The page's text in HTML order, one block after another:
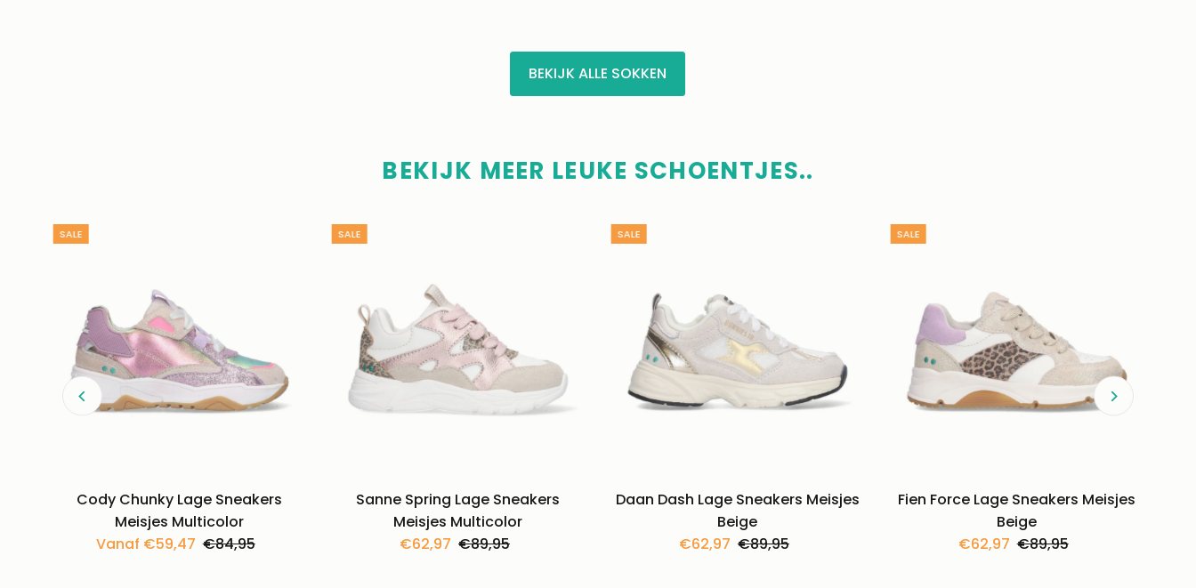
BEKIJK ALLE SOKKEN
BEKIJK MEER LEUKE SCHOENTJES..
SALE
Cody Chunky Lage Sneakers
Meisjes Multicolor
Kortingsprijs
Vanaf €59,47 Normale
€84,95
SALE
Sanne Spring Lage Sneakers
Meisjes Multicolor
Kortingsprijs
€62,97 Normale
€89,95
SALE
Daan Dash Lage Sneakers Meisjes
Beige
Kortingsprijs
€62,97 Normale
€89,95
SALE
Fien Force Lage Sneakers Meisjes
Beige
Kortingsprijs
€62,97 Normale
€89,95